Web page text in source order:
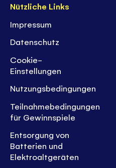
Nützliche Links
Impressum
Datenschutz
Cookie-
Einstellungen
Nutzungsbedingungen
Teilnahmebedingungen
für Gewinnspiele
Entsorgung von
Batterien und
Elektroaltgeräten